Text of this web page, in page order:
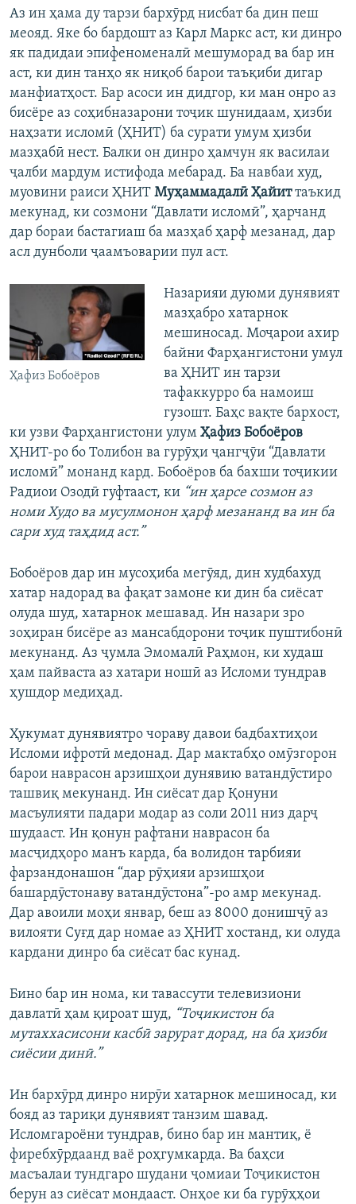
Аз ин ҳама ду тарзи бархӯрд нисбат ба дин пеш
меояд. Яке бо бардошт аз Карл Маркс аст, ки динро
як падидаи эпифеноменалӣ мешуморад ва бар ин
аст, ки дин танҳо як ниқоб барои таъқиби дигар
манфиатҳост. Бар асоси ин дидгор, ки ман онро аз
бисёре аз соҳибназарони тоҷик шунидаам, ҳизби
наҳзати исломӣ (ҲНИТ) ба сурати умум ҳизби
мазҳабӣ нест. Балки он динро ҳамчун як василаи
ҷалби мардум истифода мебарад. Ба навбаи худ,
муовини раиси ҲНИТ Муҳаммадалӣ Ҳайиттаъкид
мекунад, ки созмони “Давлати исломӣ”, ҳарчанд
дар бораи бастагиаш ба мазҳаб ҳарф мезанад, дар
асл дунболи ҷаамъоварии пул аст.
Ҳафиз Бобоёров
Назарияи дуюми дунявият
мазҳабро хатарнок
мешиносад. Моҷарои ахир
байни Фарҳангистони умул
ва ҲНИТ ин тарзи
тафаккурро ба намоиш
гузошт. Баҳс вақте бархост,
ки узви Фарҳангистони улум Ҳафиз Бобоёров
ҲНИТ-ро бо Толибон ва гурӯҳи ҷангҷӯи “Давлати
исломӣ” монанд кард. Бобоёров ба бахши тоҷикии
Радиои Озодӣ гуфтааст, ки “ин ҳарсе созмон аз
номи Худо ва мусулмонон ҳарф мезананд ва ин ба
сари худ таҳдид аст.”
Бобоёров дар ин мусоҳиба мегӯяд, дин худбахуд
хатар надорад ва фақат замоне ки дин ба сиёсат
олуда шуд, хатарнок мешавад. Ин назари зро
зоҳиран бисёре аз мансабдорони тоҷик пуштибонӣ
мекунанд. Аз ҷумла Эмомалӣ Раҳмон, ки худаш
ҳам пайваста аз хатари ношӣ аз Исломи тундрав
ҳушдор медиҳад.
Ҳукумат дунявиятро чораву давои бадбахтиҳои
Исломи ифротӣ медонад. Дар мактабҳо омӯзгорон
барои наврасон арзишҳои дунявию ватандӯстиро
ташвиқ мекунанд. Ин сиёсат дар Қонуни
масъулияти падари модар аз соли 2011 низ дарҷ
шудааст. Ин қонун рафтани наврасон ба
масҷидҳоро манъ карда, ба волидон тарбияи
фарзандонашон “дар рӯҳияи арзишҳои
башардӯстонаву ватандӯстона”-ро амр мекунад.
Дар авоили моҳи январ, беш аз 8000 донишҷӯ аз
вилояти Суғд дар номае аз ҲНИТ хостанд, ки олуда
кардани динро ба сиёсат бас кунад.
Бино бар ин нома, ки тавассути телевизиони
давлатӣ ҳам қироат шуд, “Тоҷикистон ба
мутаххасисони касбӣ зарурат дорад, на ба ҳизби
сиёсии динӣ.”
Ин бархӯрд динро нирӯи хатарнок мешиносад, ки
бояд аз тариқи дунявият танзим шавад.
Исломгароёни тундрав, бино бар ин мантиқ, ё
фиребхӯрдаанд ваё роҳгумкарда. Ва баҳси
масъалаи тундгаро шудани ҷомиаи Тоҷикистон
берун аз сиёсат мондааст. Онҳое ки ба гурӯҳҳои